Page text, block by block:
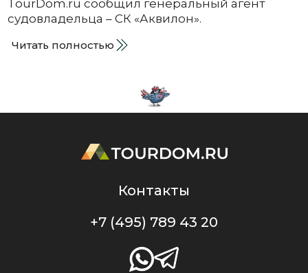
TourDom.ru сообщил генеральный агент
судовладельца – СК «Аквилон».
Читать полностью
Контакты
+7 (495) 789 43 20